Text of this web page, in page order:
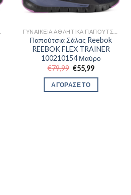
Παπούτσια Σάλας Reebok
REEBOK FLEX TRAINER
100210154 Μαύρο
€79,99 Original
price
was:
€79,99.
€55,99Η
ΑΓΟΡΑΣΕ ΤΟ